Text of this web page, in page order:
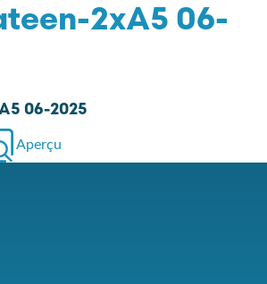
2xA5 06-
06-2025
Aperçu